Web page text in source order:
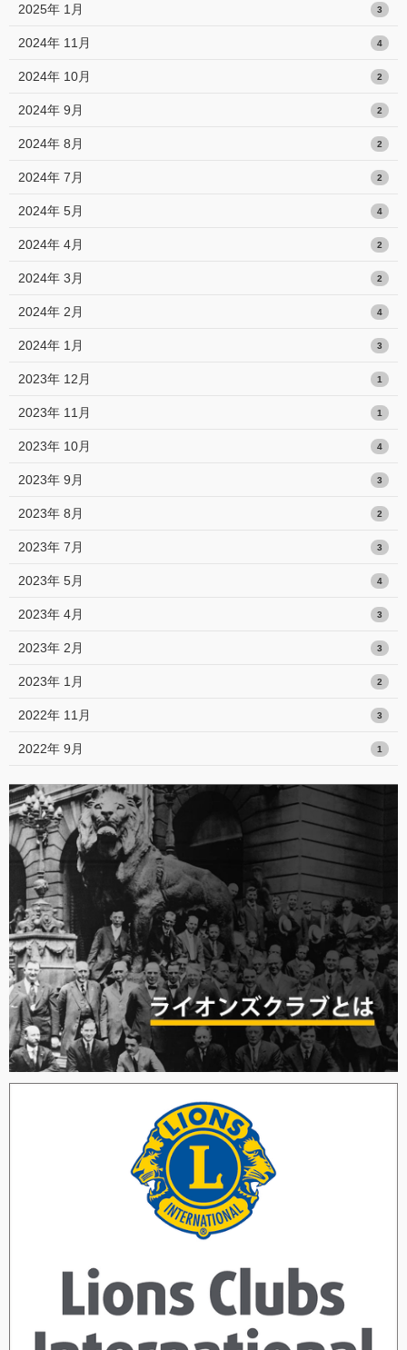
2025年 1月 3
2024年 11月 4
2024年 10月 2
2024年 9月 2
2024年 8月 2
2024年 7月 2
2024年 5月 4
2024年 4月 2
2024年 3月 2
2024年 2月 4
2024年 1月 3
2023年 12月 1
2023年 11月 1
2023年 10月 4
2023年 9月 3
2023年 8月 2
2023年 7月 3
2023年 5月 4
2023年 4月 3
2023年 2月 3
2023年 1月 2
2022年 11月 3
2022年 9月 1